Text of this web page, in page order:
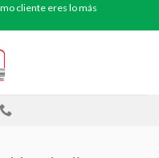
cliente eres lo más